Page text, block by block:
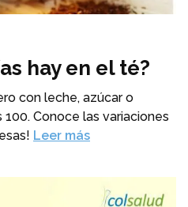
hay en el té?
con leche, azúcar o
Conoce las variaciones
Leer más